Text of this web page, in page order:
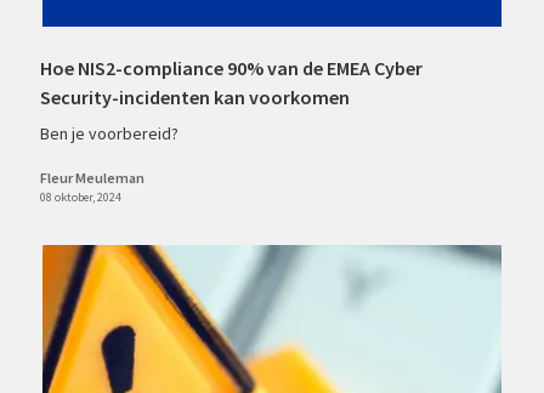
Hoe NIS2-compliance 90% van de EMEA Cyber
Security-incidenten kan voorkomen
Ben je voorbereid?
Fleur Meuleman
08 oktober, 2024